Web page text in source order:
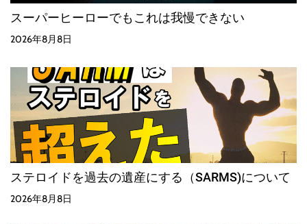
スーパーヒーローでもこれは我慢できない
2026年8月8日
ステロイドを過去の遺産にする（SARMS)について
2026年8月8日